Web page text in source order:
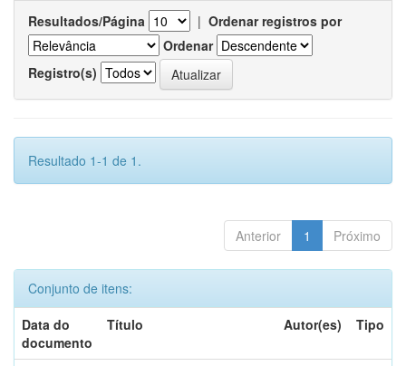
Resultados/Página | Ordenar registros por
Ordenar
Registro(s)
Resultado 1-1 de 1.
Anterior 1 Próximo
Conjunto de itens:
Data do
documento
Título Autor(es) Tipo